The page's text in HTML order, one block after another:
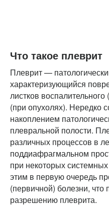
Что такое плеврит
Плеврит —
характеризующийся
листков
(при опухолях). Нередко
накоплением
плевральной полости.
различных процессов в
поддиафрагмальном
при некоторых
этим в первую очередь
(первичной) болезни, что
разрешению плеврита.